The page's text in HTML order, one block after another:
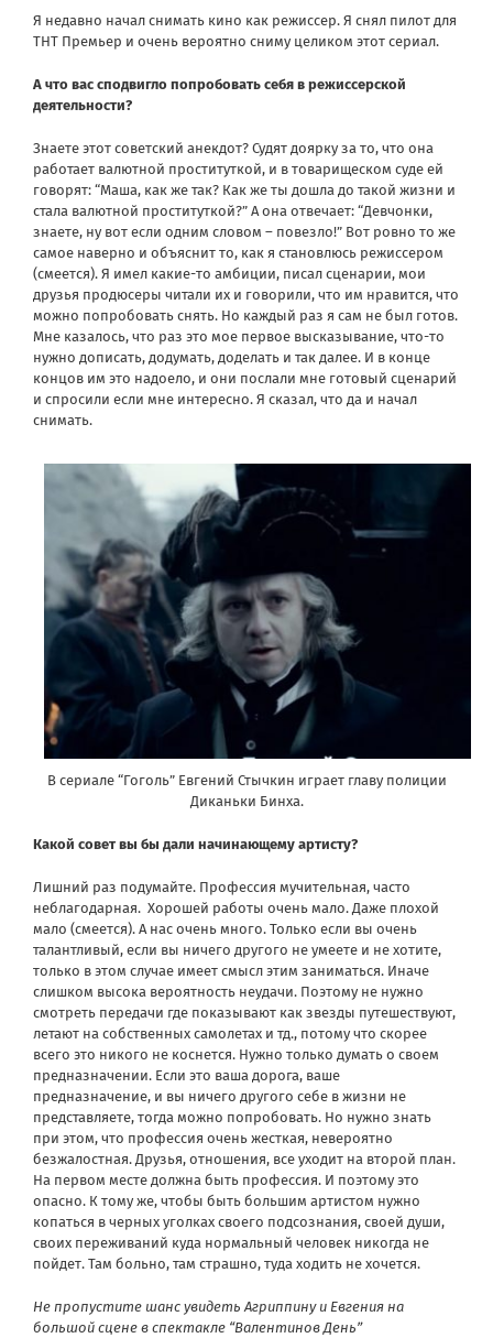
Я недавно начал снимать кино как режиссер. Я снял пилот для
ТНТ Премьер и очень вероятно сниму целиком этот сериал.
А что вас сподвигло попробовать себя в режиссерской
деятельности?
Знаете этот советский анекдот? Судят доярку за то, что она
работает валютной проституткой, и в товарищеском суде ей
говорят: “Маша, как же так? Как же ты дошла до такой жизни и
стала валютной проституткой?” А она отвечает: “Девчонки,
знаете, ну вот если одним словом – повезло!” Вот ровно то же
самое наверно и объяснит то, как я становлюсь режиссером
(смеется). Я имел какие-то амбиции, писал сценарии, мои
друзья продюсеры читали их и говорили, что им нравится, что
можно попробовать снять. Но каждый раз я сам не был готов.
Мне казалось, что раз это мое первое высказывание, что-то
нужно дописать, додумать, доделать и так далее. И в конце
концов им это надоело, и они послали мне готовый сценарий
и спросили если мне интересно. Я сказал, что да и начал
снимать.
В сериале “Гоголь” Евгений Стычкин играет главу полиции
Диканьки Бинха.
Какой совет вы бы дали начинающему артисту?
Лишний раз подумайте. Профессия мучительная, часто
неблагодарная. Хорошей работы очень мало. Даже плохой
мало (смеется). А нас очень много. Только если вы очень
талантливый, если вы ничего другого не умеете и не хотите,
только в этом случае имеет смысл этим заниматься. Иначе
слишком высока вероятность неудачи. Поэтому не нужно
смотреть передачи где показывают как звезды путешествуют,
летают на собственных самолетах и тд., потому что скорее
всего это никого не коснется. Нужно только думать о своем
предназначении. Если это ваша дорога, ваше
предназначение, и вы ничего другого себе в жизни не
представляете, тогда можно попробовать. Но нужно знать
при этом, что профессия очень жесткая, невероятно
безжалостная. Друзья, отношения, все уходит на второй план.
На первом месте должна быть профессия. И поэтому это
опасно. К тому же, чтобы быть большим артистом нужно
копаться в черных уголках своего подсознания, своей души,
своих переживаний куда нормальный человек никогда не
пойдет. Там больно, там страшно, туда ходить не хочется.
Не пропустите шанс увидеть Агриппину и Евгения на
большой сцене в спектакле “Валентинов День”